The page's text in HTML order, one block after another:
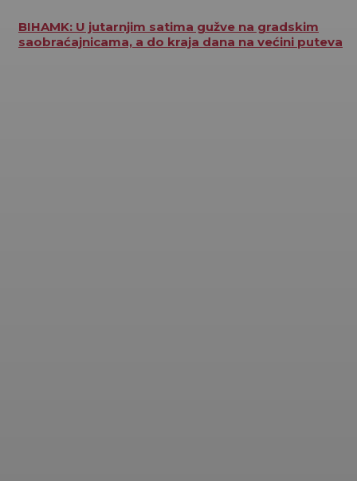
BIHAMK: U jutarnjim satima gužve na gradskim
saobraćajnicama, a do kraja dana na većini puteva